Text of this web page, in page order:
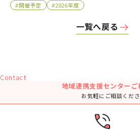
#開催予定 #2026年度
一覧へ戻る
Contact
地域連携支援センターご
お気軽にご相談くだ